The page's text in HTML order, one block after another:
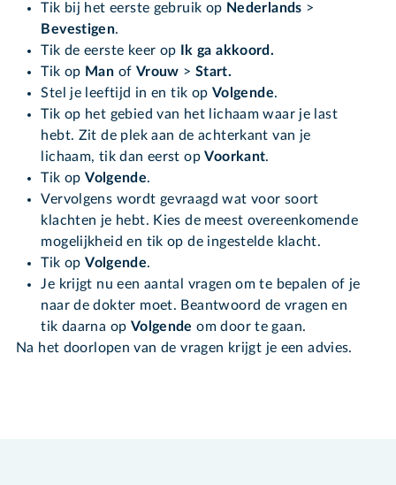
Tik bij het eerste gebruik op Nederlands >
Bevestigen.
Tik de eerste keer op
Ik ga akkoord.
Tik op Man of Vrouw > Start.
Stel je leeftijd in en tik op Volgende.
Tik op het gebied van het lichaam waar je last
hebt. Zit de plek aan de achterkant van je
lichaam, tik dan eerst opVoorkant.
Tik opVolgende.
Vervolgens wordt gevraagd wat voor soort
klachten je hebt. Kies de meest overeenkomende
mogelijkheid en tik op de ingestelde klacht.
Tik opVolgende.
Je krijgt nu een aantal vragen om te bepalen of je
naar de dokter moet. Beantwoord de vragen en
tik daarna op Volgende om door te gaan.
Na het doorlopen van de vragen krijgt je een advies.